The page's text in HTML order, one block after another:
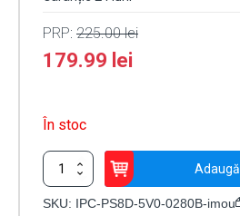
PRP: 225.00lei
179.99 lei
În stoc
Cantitate
Cameră
supraveghere
SKU: IPC-PS8D-5V0-0280B-imou